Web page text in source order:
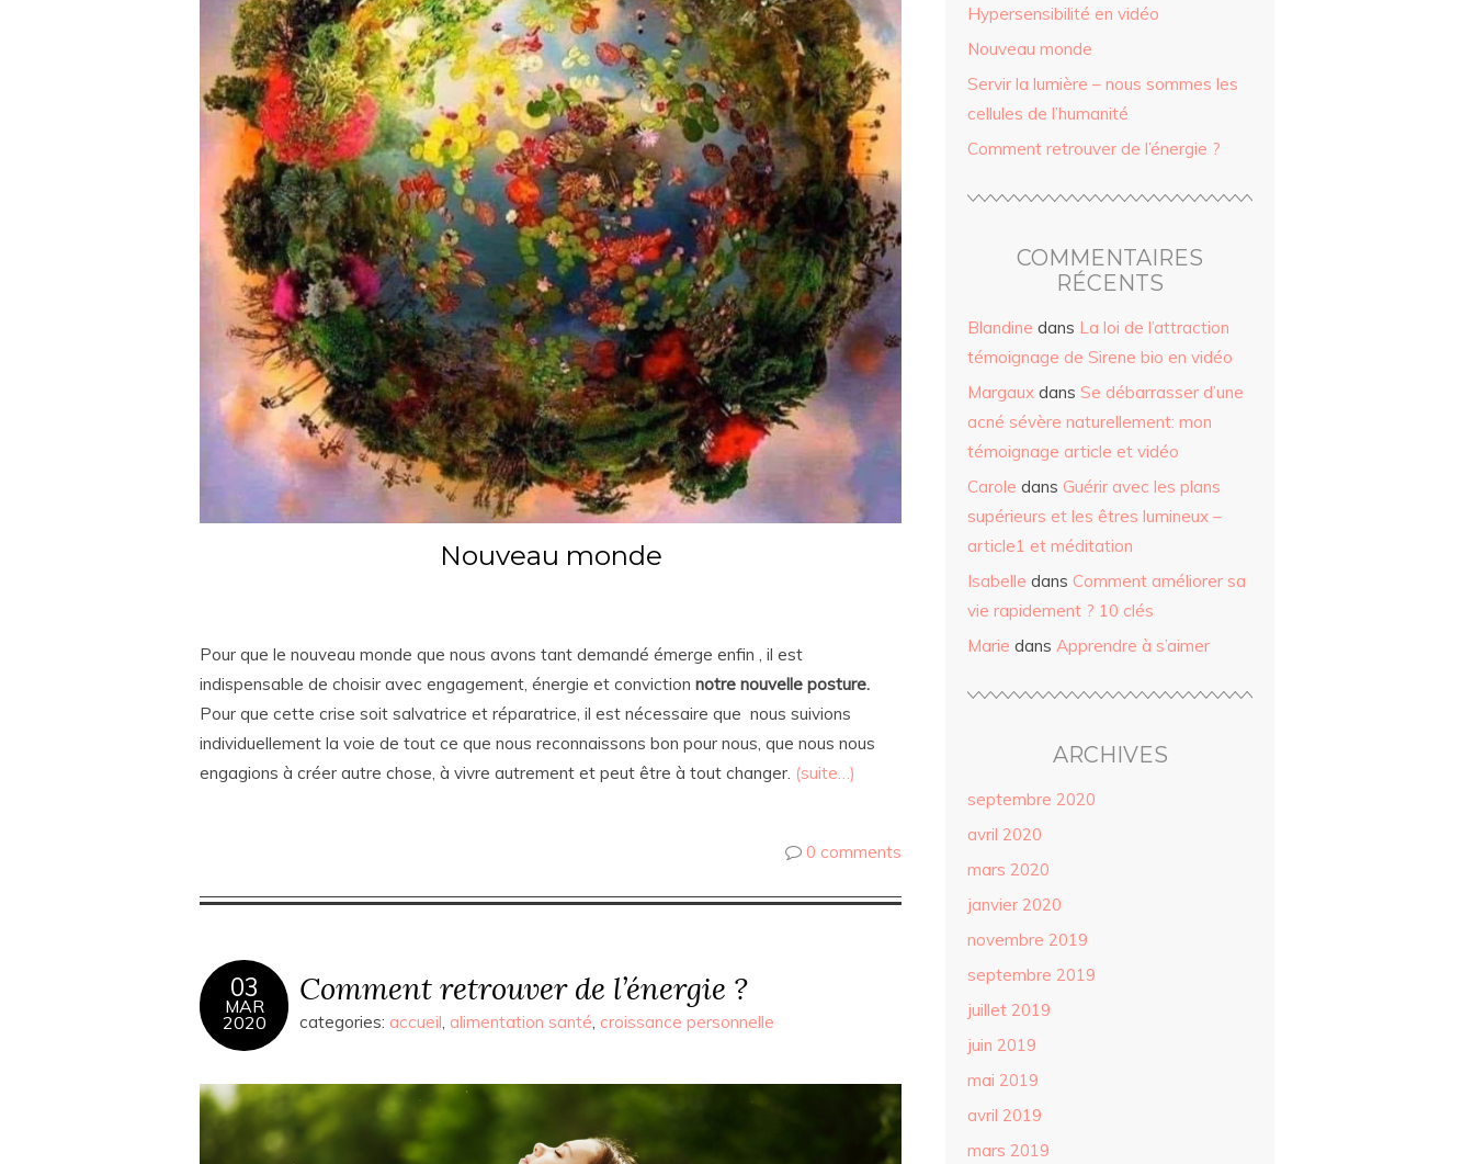
Nouveau monde
Pour que le nouveau monde que nous avons tant demandé émerge enfin , il est
indispensable de choisir avec engagement, énergie et conviction notre nouvelle posture.
Pour que cette crise soit salvatrice et réparatrice, il est nécessaire que nous suivions
individuellement la voie de tout ce que nous reconnaissons bon pour nous, que nous nous
engagions à créer autre chose, à vivre autrement et peut être à tout changer. (suite…)
0 comments
03
MAR
2020
Comment retrouver de l’énergie ?
categories: accueil, alimentation santé, croissance personnelle
Hypersensibilité en vidéo
Nouveau monde
Servir la lumière – nous sommes les
cellules de l’humanité
Comment retrouver de l’énergie ?
COMMENTAIRES
RÉCENTS
Blandine dans La loi de l’attraction
témoignage de Sirene bio en vidéo
Margaux dans Se débarrasser d’une
acné sévère naturellement: mon
témoignage article et vidéo
Carole dans Guérir avec les plans
supérieurs et les êtres lumineux –
article1 et méditation
Isabelle dans Comment améliorer sa
vie rapidement ? 10 clés
Marie dans Apprendre à s’aimer
ARCHIVES
septembre 2020
avril 2020
mars 2020
janvier 2020
novembre 2019
septembre 2019
juillet 2019
juin 2019
mai 2019
avril 2019
mars 2019